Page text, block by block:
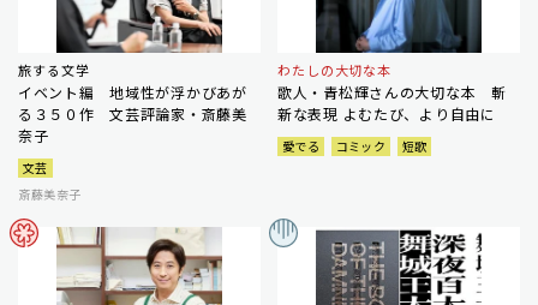
旅する文学
イベント編 地域性が浮かびあが
る３５０作 文芸評論家・斎藤美
奈子
文芸
斎藤美奈子
わたしの大切な本
歌人・青松輝さんの大切な本 斬
新な表現 よむたび、より自由に
愛でる コミック 短歌